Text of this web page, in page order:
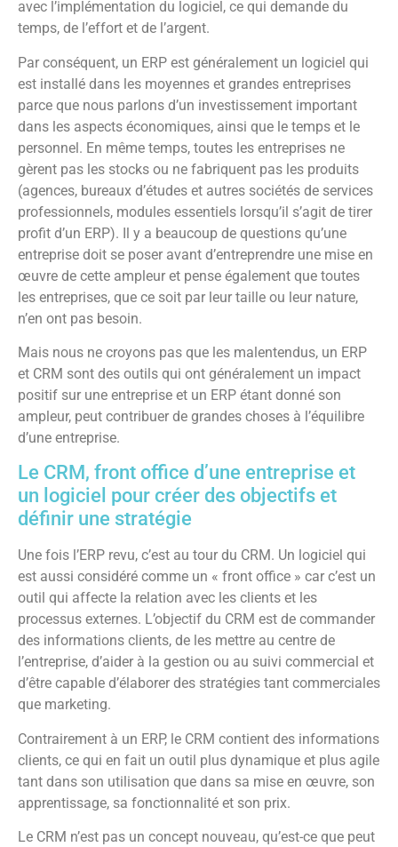
avec l’implémentation du logiciel, ce qui demande du
temps, de l’effort et de l’argent.
Par conséquent, un ERP est généralement un logiciel qui
est installé dans les moyennes et grandes entreprises
parce que nous parlons d’un investissement important
dans les aspects économiques, ainsi que le temps et le
personnel. En même temps, toutes les entreprises ne
gèrent pas les stocks ou ne fabriquent pas les produits
(agences, bureaux d’études et autres sociétés de services
professionnels, modules essentiels lorsqu’il s’agit de tirer
profit d’un ERP). Il y a beaucoup de questions qu’une
entreprise doit se poser avant d’entreprendre une mise en
œuvre de cette ampleur et pense également que toutes
les entreprises, que ce soit par leur taille ou leur nature,
n’en ont pas besoin.
Mais nous ne croyons pas que les malentendus, un ERP
et CRM sont des outils qui ont généralement un impact
positif sur une entreprise et un ERP étant donné son
ampleur, peut contribuer de grandes choses à l’équilibre
d’une entreprise.
Le CRM, front office d’une entreprise et
un logiciel pour créer des objectifs et
définir une stratégie
Une fois l’ERP revu, c’est au tour du CRM. Un logiciel qui
est aussi considéré comme un « front office » car c’est un
outil qui affecte la relation avec les clients et les
processus externes. L’objectif du CRM est de commander
des informations clients, de les mettre au centre de
l’entreprise, d’aider à la gestion ou au suivi commercial et
d’être capable d’élaborer des stratégies tant commerciales
que marketing.
Contrairement à un ERP, le CRM contient des informations
clients, ce qui en fait un outil plus dynamique et plus agile
tant dans son utilisation que dans sa mise en œuvre, son
apprentissage, sa fonctionnalité et son prix.
Le CRM n’est pas un concept nouveau, qu’est-ce que peut